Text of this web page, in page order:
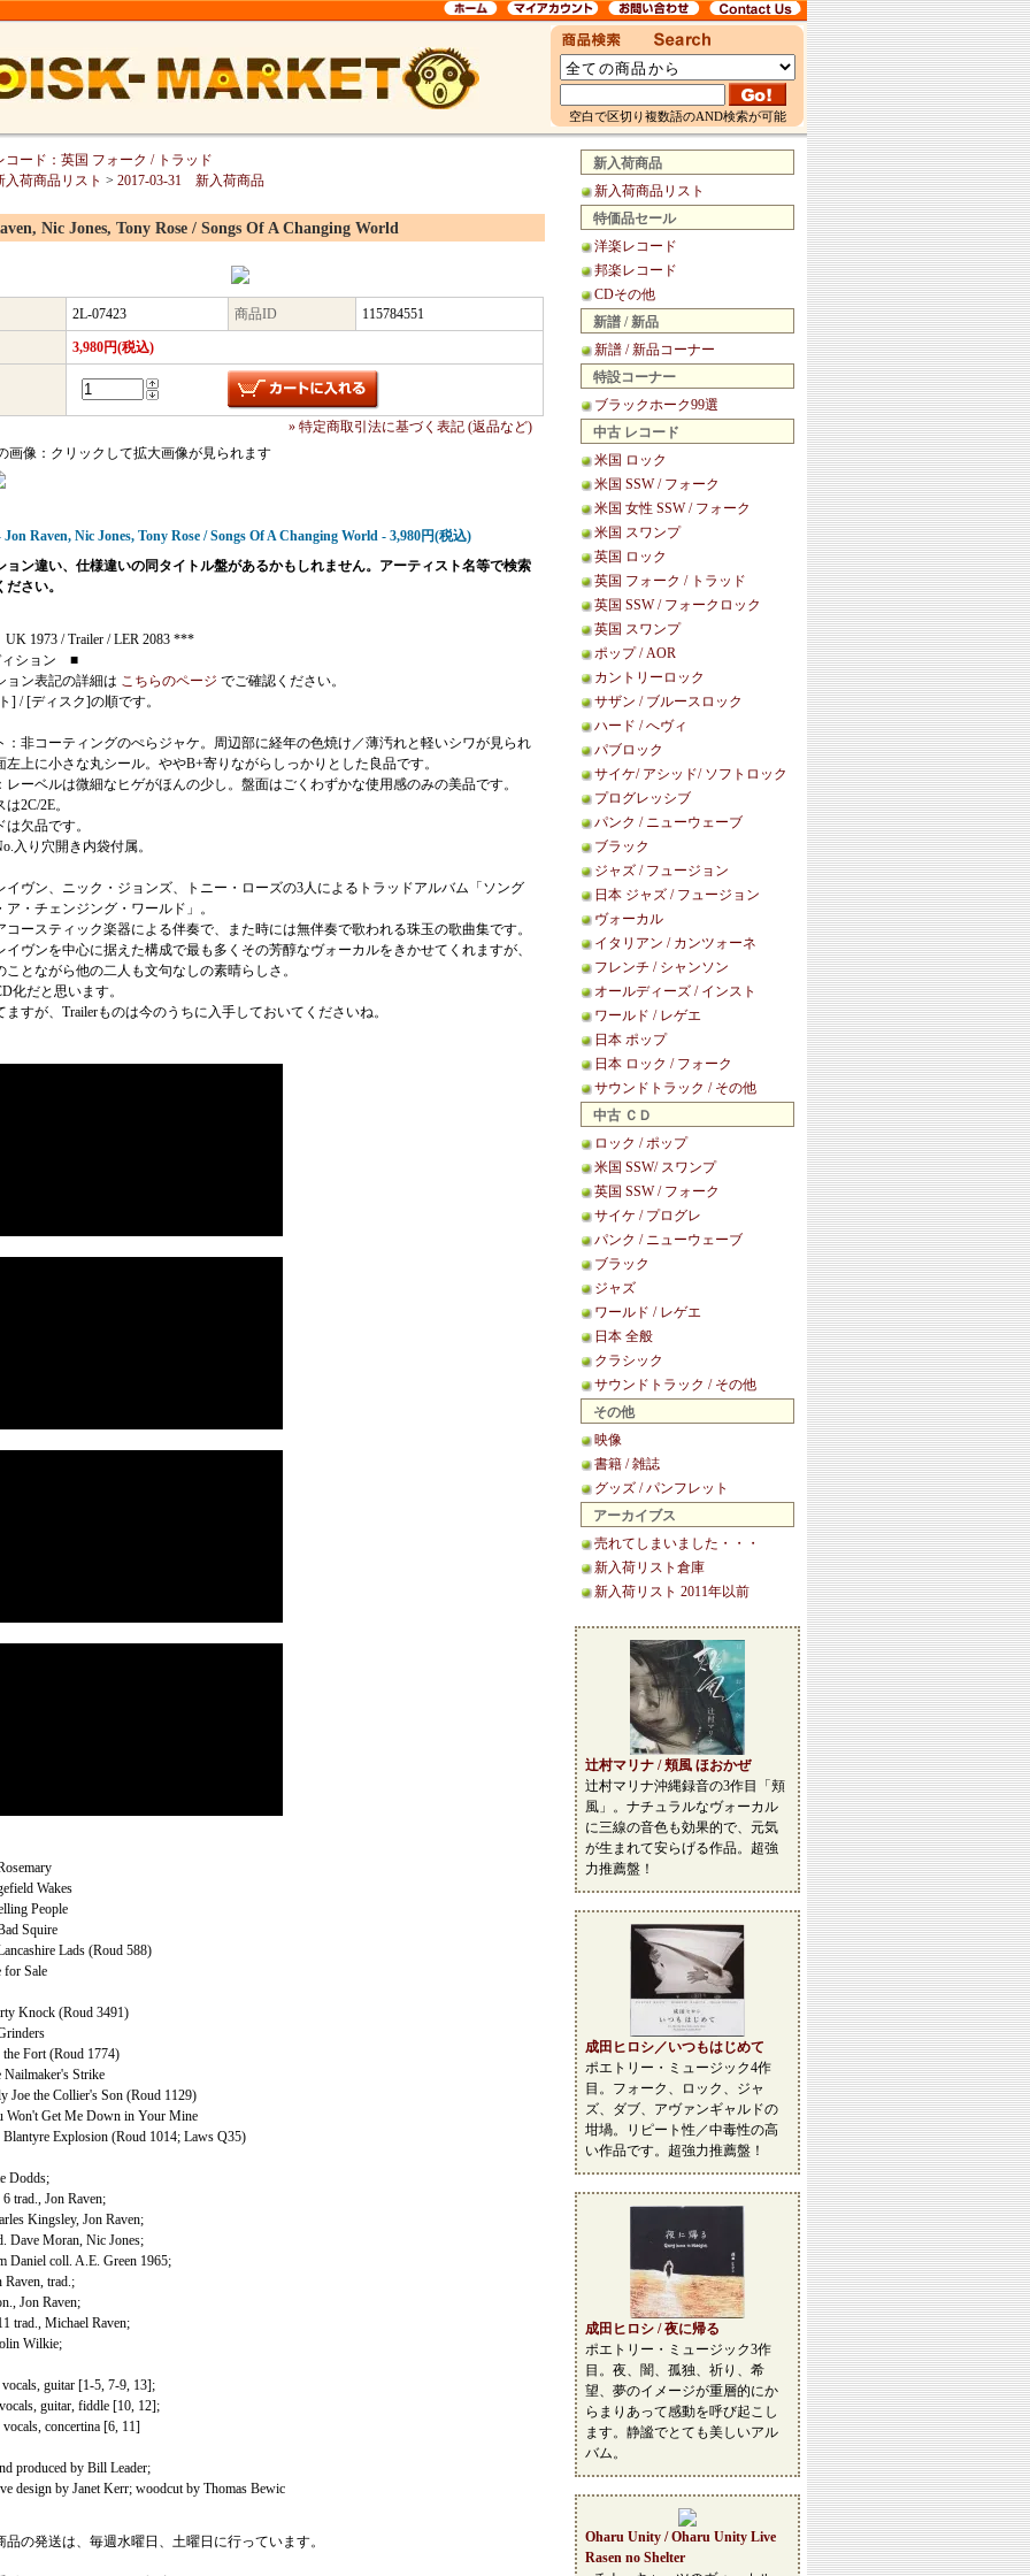
空白で区切り複数語のAND検索が可能
新入荷商品
新入荷商品リスト
特価品セール
洋楽レコード
邦楽レコード
CDその他
新譜 / 新品
新譜 / 新品コーナー
特設コーナー
ブラックホーク99選
中古 レコード
米国 ロック
米国 SSW / フォーク
米国 女性 SSW / フォーク
米国 スワンプ
英国 ロック
英国 フォーク / トラッド
英国 SSW / フォークロック
英国 スワンプ
ポップ / AOR
カントリーロック
サザン / ブルースロック
ハード / へヴィ
パブロック
サイケ/ アシッド/ ソフトロック
プログレッシブ
パンク / ニューウェーブ
ブラック
ジャズ / フュージョン
日本 ジャズ / フュージョン
ヴォーカル
イタリアン / カンツォーネ
フレンチ / シャンソン
オールディーズ / インスト
ワールド / レゲエ
日本 ポップ
日本 ロック / フォーク
サウンドトラック / その他
中古 ＣＤ
ロック / ポップ
米国 SSW/ スワンプ
英国 SSW / フォーク
サイケ / プログレ
パンク / ニューウェーブ
ブラック
ジャズ
ワールド / レゲエ
日本 全般
クラシック
サウンドトラック / その他
その他
映像
書籍 / 雑誌
グッズ / パンフレット
アーカイブス
売れてしまいました・・・
新入荷リスト倉庫
新入荷リスト 2011年以前
辻村マリナ / 頬風 ほおかぜ
辻村マリナ沖縄録音の3作目「頬
風」。ナチュラルなヴォーカル
に三線の音色も効果的で、元気
が生まれて安らげる作品。超強
力推薦盤！
成田ヒロシ／いつもはじめて
ポエトリー・ミュージック4作
目。フォーク、ロック、ジャ
ズ、ダブ、アヴァンギャルドの
坩堝。リピート性／中毒性の高
い作品です。超強力推薦盤！
成田ヒロシ / 夜に帰る
ポエトリー・ミュージック3作
目。夜、闇、孤独、祈り、希
望、夢のイメージが重層的にか
らまりあって感動を呼び起こし
ます。静謐でとても美しいアル
バム。
Oharu Unity / Oharu Unity Live
Rasen no Shelter
コード：英国 フォーク / トラッド
入荷商品リスト > 2017-03-31 新入荷商品
Nic Jones, Tony Rose / Songs Of A Changing World
2L-07423 商品ID 115784551
3,980円(税込)
» 特定商取引法に基づく表記 (返品など)
画像：クリックして拡大画像が見られます
Jon Raven, Nic Jones, Tony Rose / Songs Of A Changing World - 3,980円(税込)
ョン違い、仕様違いの同タイトル盤があるかもしれません。アーティスト名等で検索
さい。
1973 / Trailer / LER 2083 ***
ション ■
ョン表記の詳細は こちらのページ でご確認ください。
] / [ディスク]の順です。
：非コーティングのぺらジャケ。周辺部に経年の色焼け／薄汚れと軽いシワが見られ
左上に小さな丸シール。ややB+寄りながらしっかりとした良品です。
レーベルは微細なヒゲがほんの少し。盤面はごくわずかな使用感のみの美品です。
2C/2E。
欠品です。
入り穴開き内袋付属。
イヴン、ニック・ジョンズ、トニー・ローズの3人によるトラッドアルバム「ソング
ア・チェンジング・ワールド」。
コースティック楽器による伴奏で、また時には無伴奏で歌われる珠玉の歌曲集です。
イヴンを中心に据えた構成で最も多くその芳醇なヴォーカルをきかせてくれますが、
ことながら他の二人も文句なしの素晴らしさ。
化だと思います。
ますが、Trailerものは今のうちに入手しておいてくださいね。
Wakes
People
Squire
Lads (Roud 588)
Sale
Knock (Roud 3491)
Fort (Roud 1774)
Strike
Joe the Collier's Son (Roud 1129)
Won't Get Me Down in Your Mine
Explosion (Roud 1014; Laws Q35)
Dodds;
trad., Jon Raven;
Kingsley, Jon Raven;
Dave Moran, Nic Jones;
Daniel coll. A.E. Green 1965;
Raven, trad.;
Jon Raven;
trad., Michael Raven;
Wilkie;
vocals, guitar [1-5, 7-9, 13];
guitar, fiddle [10, 12];
concertina [6, 11]
produced by Bill Leader;
design by Janet Kerr; woodcut by Thomas Bewic
の発送は、毎週水曜日、土曜日に行っています。